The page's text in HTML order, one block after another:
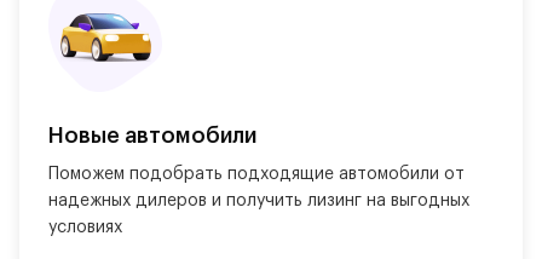
Новые автомобили
Поможем подобрать подходящие автомобили от
надежных дилеров и получить лизинг на выгодных
условиях